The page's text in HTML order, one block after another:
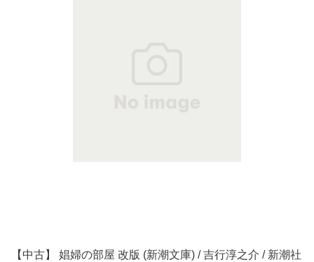
【中古】 娼婦の部屋 改版 (新潮文庫) / 吉行淳之介 / 新潮社